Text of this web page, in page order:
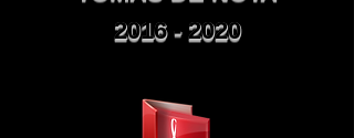
2016 - 2020